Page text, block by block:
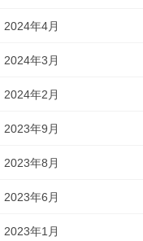
2024年4月
2024年3月
2024年2月
2023年9月
2023年8月
2023年6月
2023年1月